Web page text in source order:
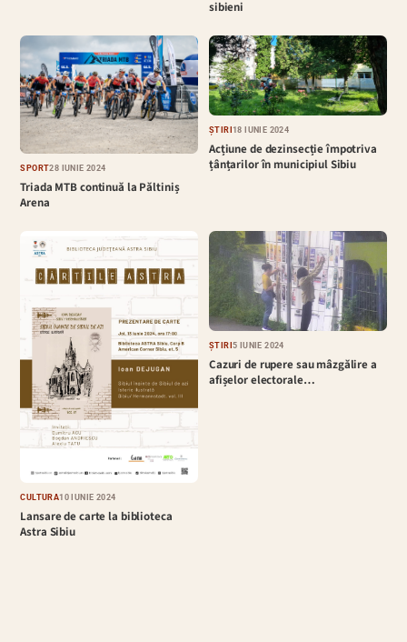
sibieni
SPORT28 IUNIE 2024
Triada MTB continuă la Păltiniș
Arena
ȘTIRI18 IUNIE 2024
Acțiune de dezinsecție împotriva
țânțarilor în municipiul Sibiu
CULTURĂ10 IUNIE 2024
Lansare de carte la biblioteca
Astra Sibiu
ȘTIRI5 IUNIE 2024
Cazuri de rupere sau mâzgălire a
afișelor electorale…